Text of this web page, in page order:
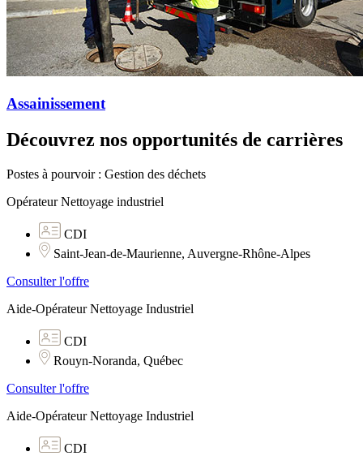
Assainissement
Découvrez nos opportunités de carrières
Postes à pourvoir : Gestion des déchets
Opérateur Nettoyage industriel
CDI
Saint-Jean-de-Maurienne, Auvergne-Rhône-Alpes
Consulter l'offre
Aide-Opérateur Nettoyage Industriel
CDI
Rouyn-Noranda, Québec
Consulter l'offre
Aide-Opérateur Nettoyage Industriel
CDI